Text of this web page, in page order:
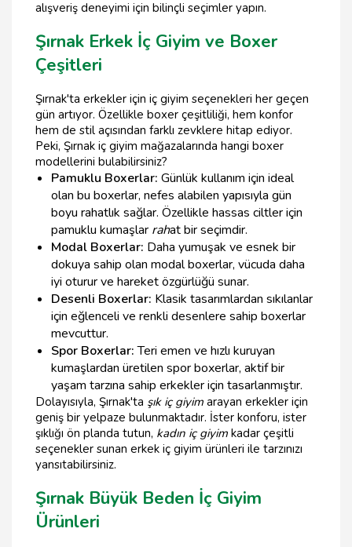
alışveriş deneyimi için bilinçli seçimler yapın.
Şırnak Erkek İç Giyim ve Boxer
Çeşitleri
Şırnak'ta erkekler için iç giyim seçenekleri her geçen
gün artıyor. Özellikle boxer çeşitliliği, hem konfor
hem de stil açısından farklı zevklere hitap ediyor.
Peki, Şırnak iç giyim mağazalarında hangi boxer
modellerini bulabilirsiniz?
Pamuklu Boxerlar: Günlük kullanım için ideal
olan bu boxerlar, nefes alabilen yapısıyla gün
boyu rahatlık sağlar. Özellikle hassas ciltler için
pamuklu kumaşlar rahat bir seçimdir.
Modal Boxerlar: Daha yumuşak ve esnek bir
dokuya sahip olan modal boxerlar, vücuda daha
iyi oturur ve hareket özgürlüğü sunar.
Desenli Boxerlar: Klasik tasarımlardan sıkılanlar
için eğlenceli ve renkli desenlere sahip boxerlar
mevcuttur.
Spor Boxerlar:Teri emen ve hızlı kuruyan
kumaşlardan üretilen spor boxerlar, aktif bir
yaşam tarzına sahip erkekler için tasarlanmıştır.
Dolayısıyla, Şırnak'ta şık iç giyim arayan erkekler için
geniş bir yelpaze bulunmaktadır. İster konforu, ister
şıklığı ön planda tutun, kadın iç giyim kadar çeşitli
seçenekler sunan erkek iç giyim ürünleri ile tarzınızı
yansıtabilirsiniz.
Şırnak Büyük Beden İç Giyim
Ürünleri